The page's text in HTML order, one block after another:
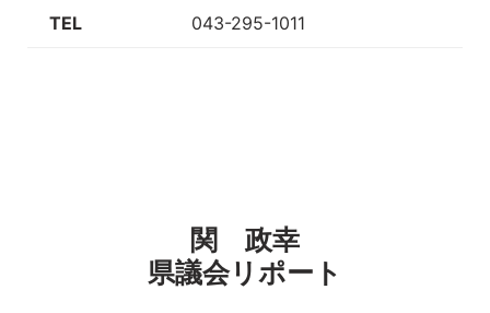
TEL 043-295-1011
関 政幸
県議会リポート